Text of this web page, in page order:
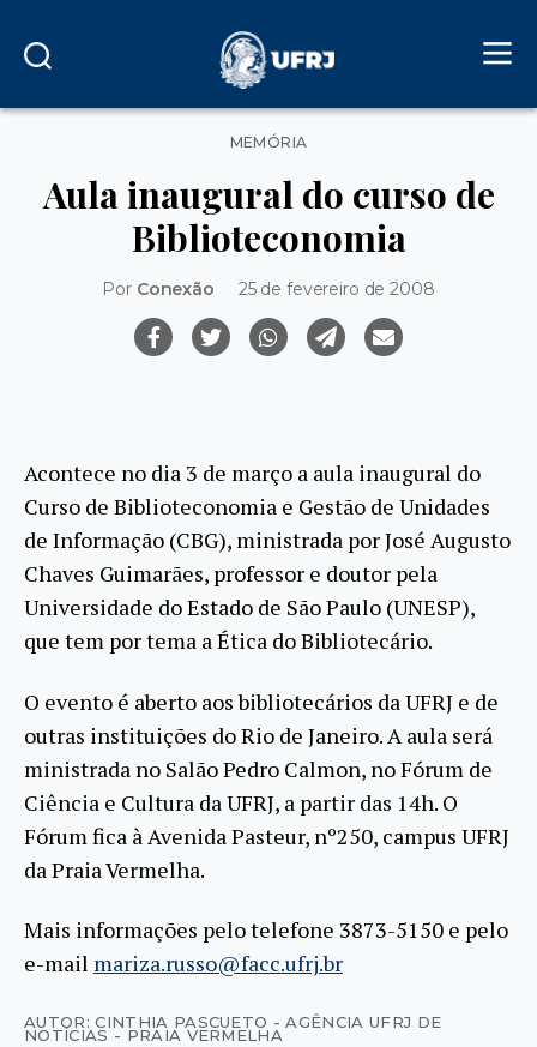
Categorias
MEMÓRIA
Aula inaugural do curso de
Biblioteconomia
Por Conexão 25 de fevereiro de 2008
Acontece no dia 3 de março a aula inaugural do
Curso de Biblioteconomia e Gestão de Unidades
de Informação (CBG), ministrada por José Augusto
Chaves Guimarães, professor e doutor pela
Universidade do Estado de São Paulo (UNESP),
que tem por tema a Ética do Bibliotecário.
O evento é aberto aos bibliotecários da UFRJ e de
outras instituições do Rio de Janeiro. A aula será
ministrada no Salão Pedro Calmon, no Fórum de
Ciência e Cultura da UFRJ, a partir das 14h. O
Fórum fica à Avenida Pasteur, nº250, campus UFRJ
da Praia Vermelha.
Mais informações pelo telefone 3873-5150 e pelo
e-mail mariza.russo@facc.ufrj.br
AUTOR: CINTHIA PASCUETO - AGÊNCIA UFRJ DE
NOTÍCIAS - PRAIA VERMELHA